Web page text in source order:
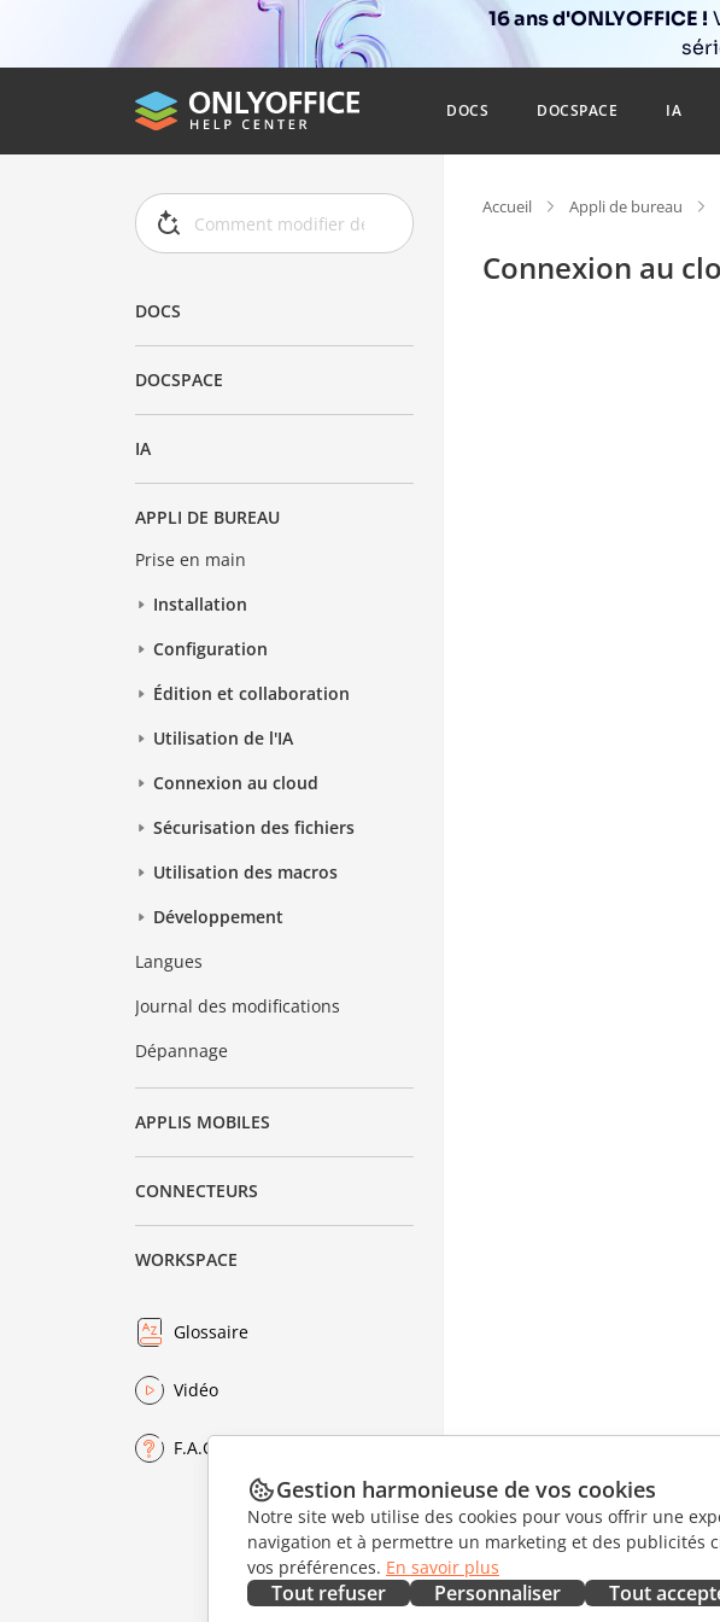
16 ans d'ONLYOFFICE !
DOCS DOCSPACE IA
DOCS
DOCSPACE
IA
APPLI DE BUREAU
Prise en main
Installation
Configuration
Édition et collaboration
Utilisation de l'IA
Connexion au cloud
Sécurisation des fichiers
Utilisation des macros
Développement
Langues
Journal des modifications
Dépannage
APPLIS MOBILES
CONNECTEURS
WORKSPACE
Glossaire
Vidéo
F.A.Q.
Accueil Appli de bureau
Connexion au
Gestion harmonieuse de vos cookies
Notre site web utilise des cookies pour vous offrir une
navigation et à permettre un marketing et des publicités
vos préférences. En savoir plus
Tout refuser Personnaliser Tout